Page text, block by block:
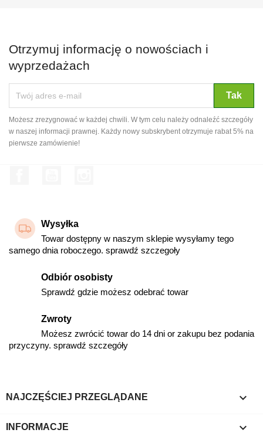
Otrzymuj informację o nowościach i
wyprzedażach
Możesz zrezygnować w każdej chwili. W tym celu należy odnaleźć szczegóły
w naszej informacji prawnej. Każdy nowy subskrybent otrzymuje rabat 5% na
pierwsze zamówienie!
Wysyłka
Towar dostępny w naszym sklepie wysyłamy tego
samego dnia roboczego. sprawdź szczegoły
Odbiór osobisty
Sprawdź gdzie możesz odebrać towar
Zwroty
Możesz zwrócić towar do 14 dni or zakupu bez podania
przyczyny. sprawdź szczegóły
NAJCZĘŚCIEJ PRZEGLĄDANE 
INFORMACJE 